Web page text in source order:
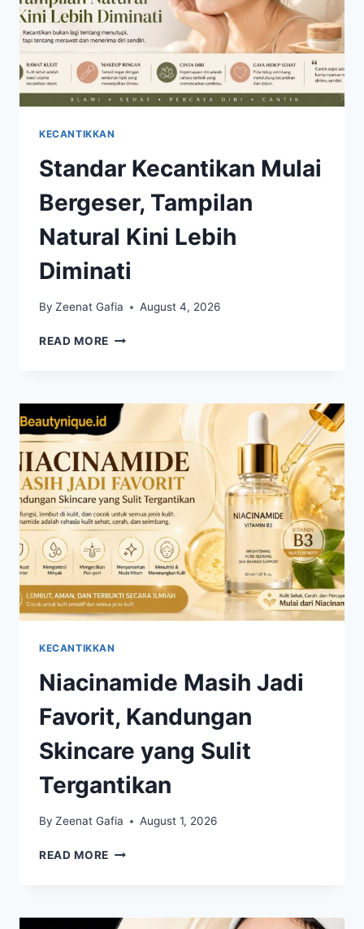
KECANTIKKAN
Standar Kecantikan Mulai
Bergeser, Tampilan
Natural Kini Lebih
Diminati
By Zeenat Gafia August 4, 2026
READ MORE STANDAR
TAMPILAN
NATURAL
LEBIH
DIMINATI
KECANTIKKAN
Niacinamide Masih Jadi
Favorit, Kandungan
Skincare yang Sulit
Tergantikan
By Zeenat Gafia August 1, 2026
READ MORE NIACINAMIDE
KANDUNGAN